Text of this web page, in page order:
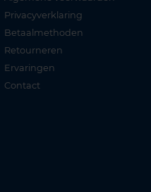
Privacyverklaring
Betaalmethoden
Retourneren
Ervaringen
Contact